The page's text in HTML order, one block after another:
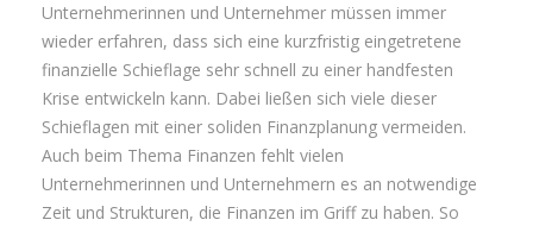
Unternehmerinnen und Unternehmer müssen immer
wieder erfahren, dass sich eine kurzfristig eingetretene
finanzielle Schieflage sehr schnell zu einer handfesten
Krise entwickeln kann. Dabei ließen sich viele dieser
Schieflagen mit einer soliden Finanzplanung vermeiden.
Auch beim Thema Finanzen fehlt vielen
Unternehmerinnen und Unternehmern es an notwendige
Zeit und Strukturen, die Finanzen im Griff zu haben. So